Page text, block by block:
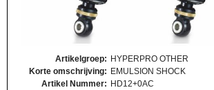
Artikelgroep: HYPERPRO OTHER
Korte omschrijving: EMULSION SHOCK
Artikel Nummer: HD12+0AC